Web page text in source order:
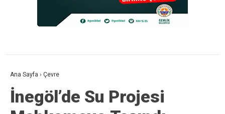
Ana Sayfa › Çevre
İnegöl’de Su Projesi